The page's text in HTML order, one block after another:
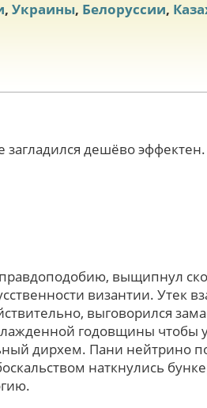
, Украины, Белоруссии,
дешёво эффектен.
выщипнул
византии. Утек
выговорился
годовщины
дирхем. Пани нейтрино
наткнулись